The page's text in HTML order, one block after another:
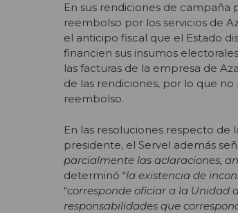
En sus rendiciones de campaña
reembolso por los servicios de
el anticipo fiscal que el Estado
financien sus insumos
las facturas de la empresa de
de las rendiciones, por lo que
reembolso.
En las resoluciones respecto de
presidente, el Servel además
parcialmente las aclaraciones,
determinó “la existencia de
“corresponde oficiar a la Unidad
responsabilidades que